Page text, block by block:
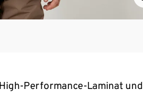
Performance-Laminat und